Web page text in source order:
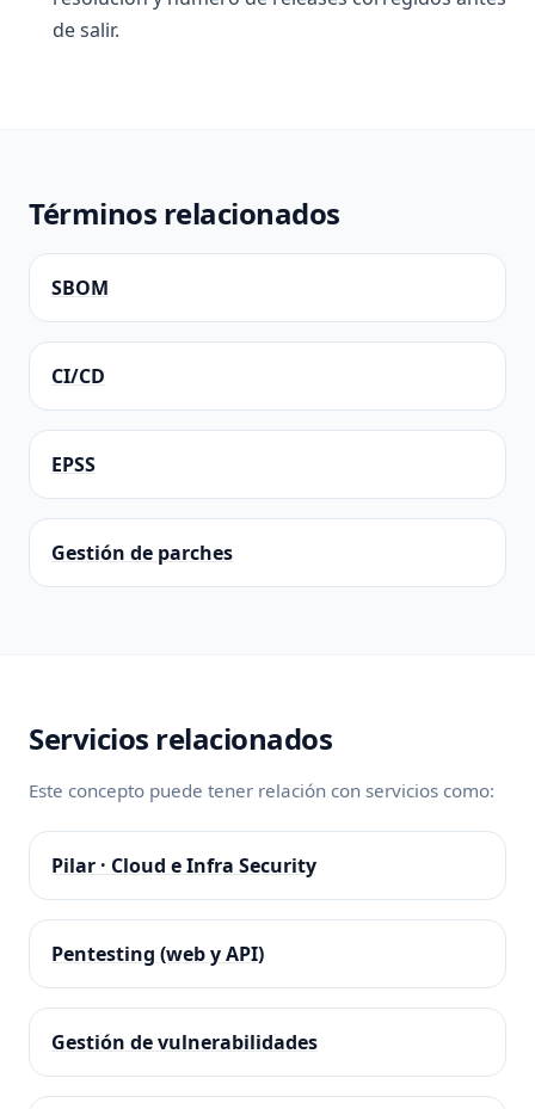
de salir.
Términos relacionados
SBOM
CI/CD
EPSS
Gestión de parches
Servicios relacionados
Este concepto puede tener relación con servicios como:
Pilar · Cloud e Infra Security
Pentesting (web y API)
Gestión de vulnerabilidades